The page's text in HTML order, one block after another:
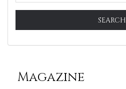
SEARCH
Magazine